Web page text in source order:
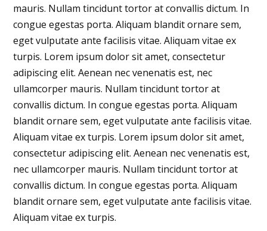
mauris. Nullam tincidunt tortor at convallis dictum. In
congue egestas porta. Aliquam blandit ornare sem,
eget vulputate ante facilisis vitae. Aliquam vitae ex
turpis. Lorem ipsum dolor sit amet, consectetur
adipiscing elit. Aenean nec venenatis est, nec
ullamcorper mauris. Nullam tincidunt tortor at
convallis dictum. In congue egestas porta. Aliquam
blandit ornare sem, eget vulputate ante facilisis vitae.
Aliquam vitae ex turpis. Lorem ipsum dolor sit amet,
consectetur adipiscing elit. Aenean nec venenatis est,
nec ullamcorper mauris. Nullam tincidunt tortor at
convallis dictum. In congue egestas porta. Aliquam
blandit ornare sem, eget vulputate ante facilisis vitae.
Aliquam vitae ex turpis.